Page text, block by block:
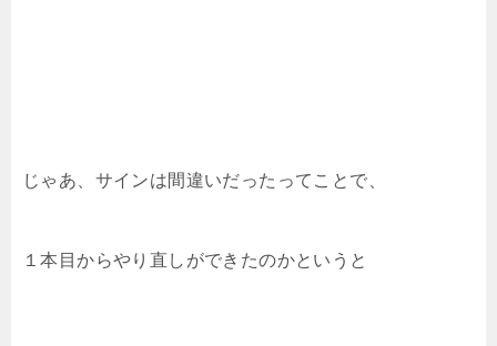
じゃあ、サインは間違いだったってことで、
１本目からやり直しができたのかというと